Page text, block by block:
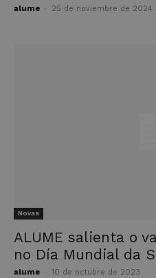
alume 25 de noviembre de 2024
Novas
ALUME salienta o
no Día Mundial da
alume 10 de octubre de 2023